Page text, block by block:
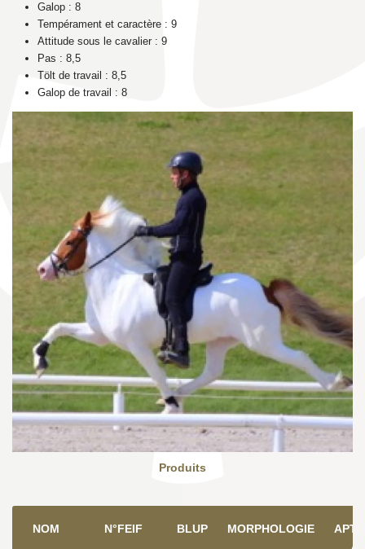
Galop : 8
Tempérament et caractère : 9
Attitude sous le cavalier : 9
Pas : 8,5
Tölt de travail : 8,5
Galop de travail : 8
Produits
NOM N°FEIF BLUP MORPHOLOGIE